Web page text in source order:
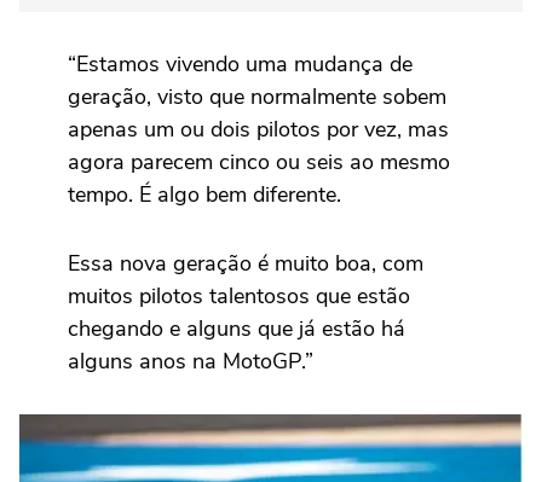
“Estamos vivendo uma mudança de
geração, visto que normalmente sobem
apenas um ou dois pilotos por vez, mas
agora parecem cinco ou seis ao mesmo
tempo. É algo bem diferente.
Essa nova geração é muito boa, com
muitos pilotos talentosos que estão
chegando e alguns que já estão há
alguns anos na MotoGP.”